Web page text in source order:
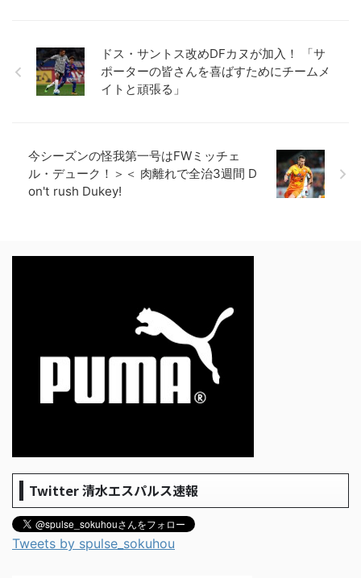
ドス・サントス改めDFカヌが加入！ 「サ
ポーターの皆さんを喜ばすためにチームメ
イトと頑張る」
今シーズンの怪我第一号はFWミッチェ
ル・デューク！＞＜ 肉離れで全治3週間 D
on't rush Dukey!
Twitter 清水エスパルス速報
Tweets by spulse_sokuhou